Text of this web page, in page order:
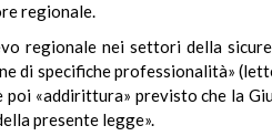
regionale.
regionale nei settori della
di specifiche professionalità»
poi «addirittura» previsto che la
presente legge».